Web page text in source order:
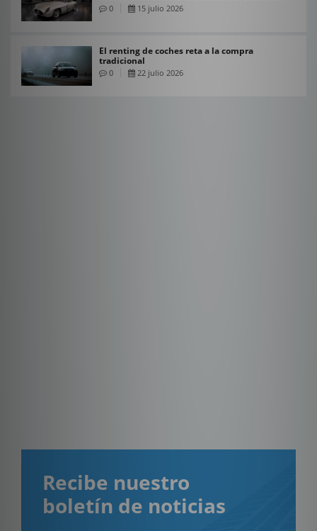
0 15 julio 2026
El renting de coches reta a la compra
tradicional
0 22 julio 2026
Recibe nuestro
boletín de noticias